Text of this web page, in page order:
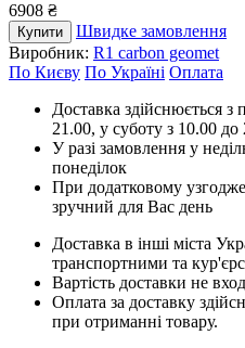
6908 ₴
Купити
Швидке замовлення
Виробник: R1 carbon geomet
По Києву По Україні Оплата
Доставка здійснюється
21.00, у суботу з 10.00 до
У разі замовлення у
понеділок
При додатковому
зручний для Вас день
Доставка в інші міста
транспортними та
Вартість доставки не
Оплата за доставку
при отриманні товару.